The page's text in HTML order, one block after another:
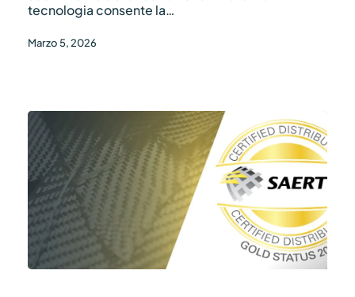
tecnologia consente la…
Marzo 5, 2026